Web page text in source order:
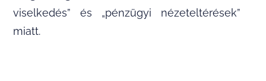
viselkedés” és „pénzügyi nézeteltérések”
miatt.